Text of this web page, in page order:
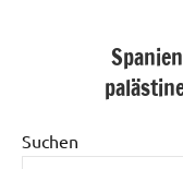
Suchen